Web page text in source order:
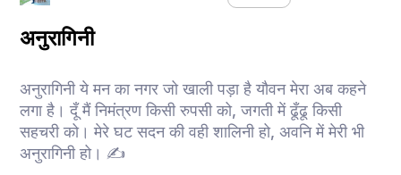
अनुरागिनी
अनुरागिनी ये मन का नगर जो खाली पड़ा है यौवन मेरा अब कहने
लगा है। दूँ मैं निमंत्रण किसी रुपसी को, जगती में ढूँढू किसी
सहचरी को। मेरे घट सदन की वही शालिनी हो, अवनि में मेरी भी
अनुरागिनी हो। ✍️